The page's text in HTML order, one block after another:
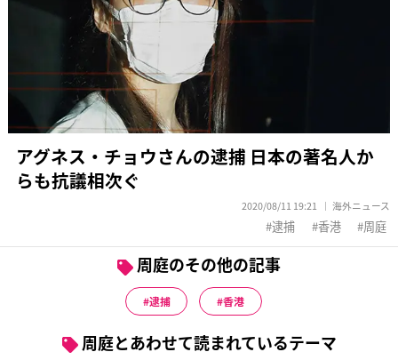
アグネス・チョウさんの逮捕 日本の著名人か
らも抗議相次ぐ
2020/08/11 19:21 海外ニュース
逮捕 香港 周庭
周庭のその他の記事
逮捕 香港
周庭とあわせて読まれているテーマ